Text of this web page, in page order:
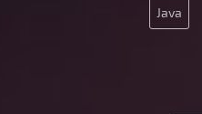
Java